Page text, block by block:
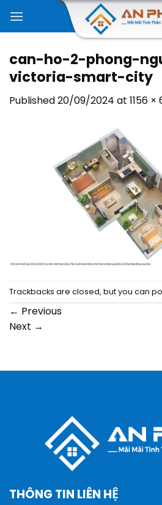
can-ho-2-phong-
victoria-smart-city
Published20/09/2024 at 1156 ×
Trackbacks are closed, but you can
← Previous
Next →
THÔNG TIN LIÊN HỆ